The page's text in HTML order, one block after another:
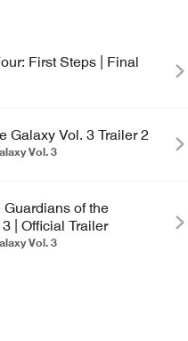
First Steps | Final
Galaxy Vol. 3 Trailer 2
Vol. 3
Guardians of the
| Official Trailer
Vol. 3